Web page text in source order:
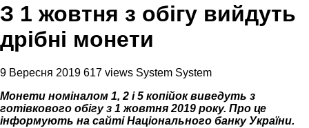
З 1 жовтня з обігу вийдуть
дрібні монети
9 Вересня 2019 617 views System System
Монети номіналом 1, 2 і 5 копійок виведуть з
готівкового обігу з 1 жовтня 2019 року. Про це
інформують на сайті Національного банку України.